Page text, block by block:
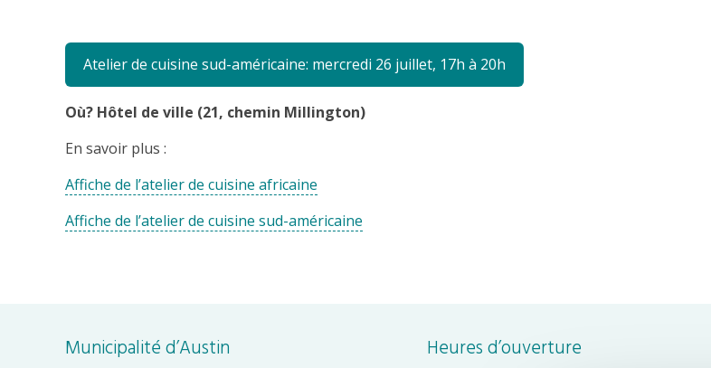
Atelier de cuisine sud-américaine: mercredi 26 juillet, 17h à 20h
Où? Hôtel de ville (21, chemin Millington)
En savoir plus :
Affiche de l’atelier de cuisine africaine
Affiche de l’atelier de cuisine sud-américaine
Municipalité d’Austin Heures d’ouverture